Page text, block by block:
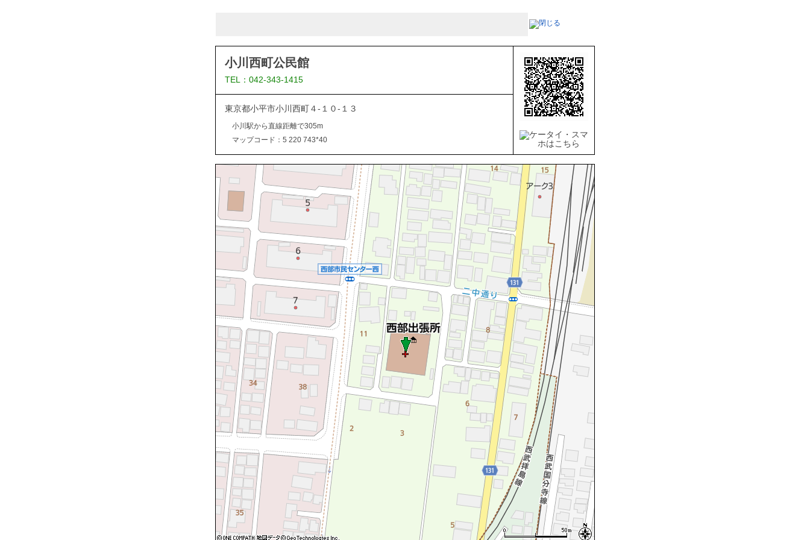
小川西町公民館
TEL：042-343-1415
東京都小平市小川西町４-１０-１３
小川駅から直線距離で305m
マップコード：5 220 743*40